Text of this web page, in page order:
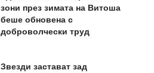
зони през зимата на Витоша
беше обновена с
доброволчески труд
Звезди застават зад